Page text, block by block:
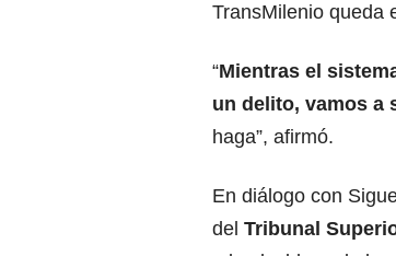
TransMilenio queda
“Mientras el
un delito, vamos a
haga”, afirmó.
En diálogo con
del Tribunal